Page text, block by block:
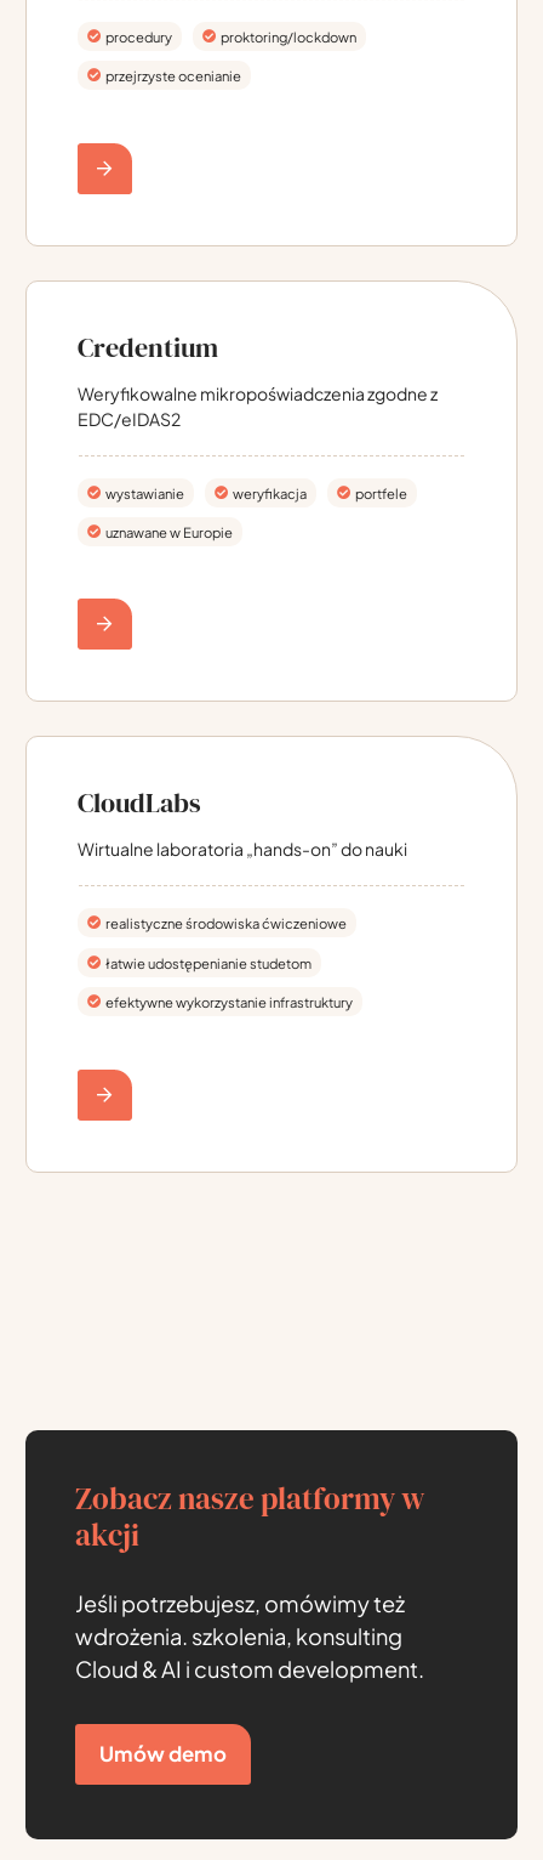
procedury proktoring/lockdown
przejrzyste ocenianie
Credentium
Weryfikowalne mikropoświadczenia zgodne z
EDC/eIDAS2
wystawianie weryfikacja portfele
uznawane w Europie
CloudLabs
Wirtualne laboratoria „hands-on” do nauki
realistyczne środowiska ćwiczeniowe
łatwie udostępenianie studetom
efektywne wykorzystanie infrastruktury
Zobacz nasze platformy w
akcji
Jeśli potrzebujesz, omówimy też
wdrożenia. szkolenia, konsulting
Cloud & AI i custom development.
Umów demo